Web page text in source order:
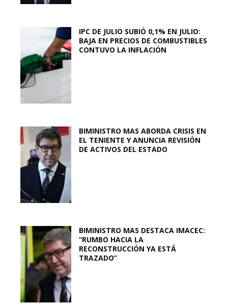
IPC DE JULIO SUBIÓ 0,1% EN JULIO:
BAJA EN PRECIOS DE COMBUSTIBLES
CONTUVO LA INFLACIÓN
BIMINISTRO MAS ABORDA CRISIS EN
EL TENIENTE Y ANUNCIA REVISIÓN
DE ACTIVOS DEL ESTADO
BIMINISTRO MAS DESTACA IMACEC:
“RUMBO HACIA LA
RECONSTRUCCIÓN YA ESTÁ
TRAZADO”